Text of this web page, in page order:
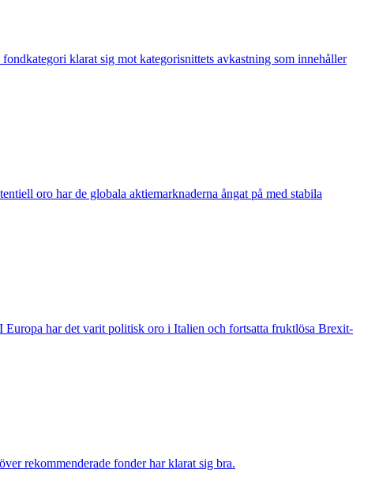
klarat sig mot kategorisnittets avkastning som innehåller
oro har de globala aktiemarknaderna ångat på med stabila
har det varit politisk oro i Italien och fortsatta fruktlösa Brexit-
rekommenderade fonder har klarat sig bra.